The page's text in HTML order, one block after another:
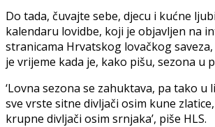
Do tada, čuvajte sebe, djecu i kućne
kalendaru lovidbe, koji je objavljen na
stranicama Hrvatskog lovačkog
je vrijeme kada je, kako pišu, sezona u
‘Lovna sezona se zahuktava, pa tako u
sve vrste sitne divljači osim kune
krupne divljači osim srnjaka’, piše HLS.